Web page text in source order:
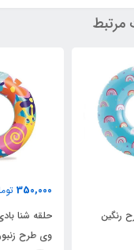
شنا بادی کودک بست
زنبور قطر 56